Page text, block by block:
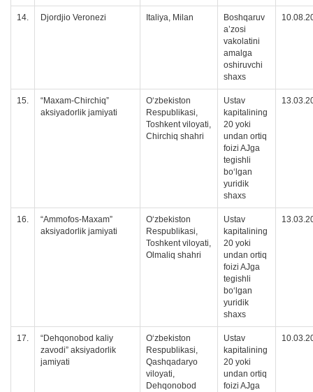
14. Djordjio Veronezi Italiya, Milan
Boshqaruv
a’zosi
vakolatini
amalga
oshiruvchi
shaxs
15.
“Maxam-Chirchiq”
aksiyadorlik jamiyati
Oʻzbekiston
Respublikasi,
Toshkent viloyati,
Chirchiq shahri
Ustav
kapitalining
20 yoki
undan ortiq
foizi AJga
tegishli
boʻlgan
yuridik
shaxs
16.
“Ammofos-Maxam”
aksiyadorlik jamiyati
Oʻzbekiston
Respublikasi,
Toshkent viloyati,
Olmaliq shahri
Ustav
kapitalining
20 yoki
undan ortiq
foizi AJga
tegishli
boʻlgan
yuridik
shaxs
17.
“Dehqonobod kaliy
zavodi” aksiyadorlik
jamiyati
Oʻzbekiston
Respublikasi,
Qashqadaryo
viloyati,
Dehqonobod
Ustav
kapitalining
20 yoki
undan ortiq
foizi AJga